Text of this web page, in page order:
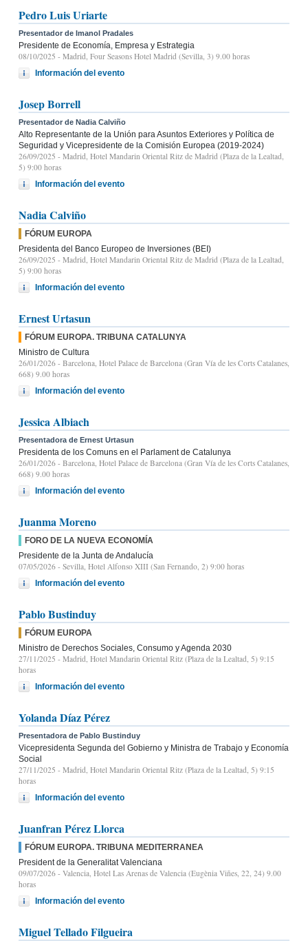
Pedro Luis Uriarte
Presentador de Imanol Pradales
Presidente de Economía, Empresa y Estrategia
08/10/2025 - Madrid, Four Seasons Hotel Madrid (Sevilla, 3) 9.00 horas
Información del evento
Josep Borrell
Presentador de Nadia Calviño
Alto Representante de la Unión para Asuntos Exteriores y Política de
Seguridad y Vicepresidente de la Comisión Europea (2019-2024)
26/09/2025 - Madrid, Hotel Mandarin Oriental Ritz de Madrid (Plaza de la Lealtad,
5) 9:00 horas
Información del evento
Nadia Calviño
FÓRUM EUROPA
Presidenta del Banco Europeo de Inversiones (BEI)
26/09/2025 - Madrid, Hotel Mandarin Oriental Ritz de Madrid (Plaza de la Lealtad,
5) 9:00 horas
Información del evento
Ernest Urtasun
FÓRUM EUROPA. TRIBUNA CATALUNYA
Ministro de Cultura
26/01/2026 - Barcelona, Hotel Palace de Barcelona (Gran Vía de les Corts Catalanes,
668) 9.00 horas
Información del evento
Jessica Albiach
Presentadora de Ernest Urtasun
Presidenta de los Comuns en el Parlament de Catalunya
26/01/2026 - Barcelona, Hotel Palace de Barcelona (Gran Vía de les Corts Catalanes,
668) 9.00 horas
Información del evento
Juanma Moreno
FORO DE LA NUEVA ECONOMÍA
Presidente de la Junta de Andalucía
07/05/2026 - Sevilla, Hotel Alfonso XIII (San Fernando, 2) 9:00 horas
Información del evento
Pablo Bustinduy
FÓRUM EUROPA
Ministro de Derechos Sociales, Consumo y Agenda 2030
27/11/2025 - Madrid, Hotel Mandarin Oriental Ritz (Plaza de la Lealtad, 5) 9:15
horas
Información del evento
Yolanda Díaz Pérez
Presentadora de Pablo Bustinduy
Vicepresidenta Segunda del Gobierno y Ministra de Trabajo y Economía
Social
27/11/2025 - Madrid, Hotel Mandarin Oriental Ritz (Plaza de la Lealtad, 5) 9:15
horas
Información del evento
Juanfran Pérez Llorca
FÓRUM EUROPA. TRIBUNA MEDITERRANEA
President de la Generalitat Valenciana
09/07/2026 - Valencia, Hotel Las Arenas de Valencia (Eugènia Viñes, 22, 24) 9.00
horas
Información del evento
Miguel Tellado Filgueira